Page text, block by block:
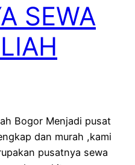
SEWA
Bogor Menjadi pusat
dan murah ,kami
pusatnya sewa